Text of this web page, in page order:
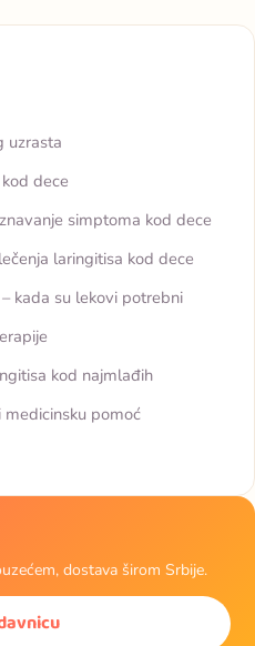
uzrasta
dece
simptoma kod dece
laringitisa kod dece
kada su lekovi potrebni
kod najmlađih
pomoć
dostava širom Srbije.